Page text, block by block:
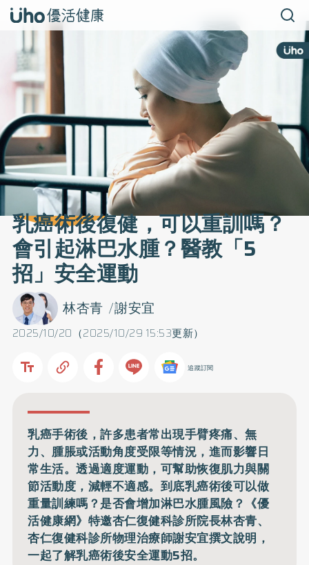
乳癌術後復健，可以重訓嗎？
會引起淋巴水腫？醫教「5
招」安全運動
2025/10/20（2025/10/29 15:53更新）
林杏青 謝安宜
追蹤訂閱
乳癌手術後，許多患者常出現手臂疼痛、無
力、腫脹或活動角度受限等情況，進而影響日
常生活。透過適度運動，可幫助恢復肌力與關
節活動度，減輕不適感。到底乳癌術後可以做
重量訓練嗎？是否會增加淋巴水腫風險？《優
活健康網》特邀杏仁復健科診所院長林杏青、
杏仁復健科診所物理治療師謝安宜撰文說明，
一起了解乳癌術後安全運動5招。